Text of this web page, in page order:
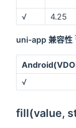
√
4.25
uni-app 兼容性
√
fill(value,